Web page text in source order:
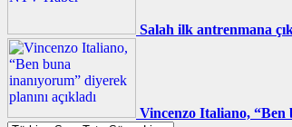
Salah ilk antrenmana
Vincenzo Italiano, “Ben